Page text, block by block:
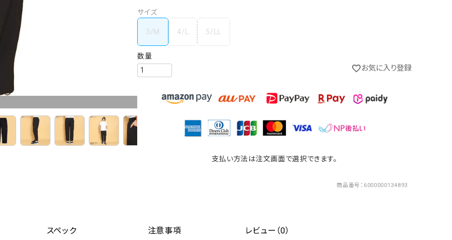
グレー
サイズ
3/M 4/L 5/LL
お気に入り登録
支払い方法は注文画面で選択できます。
商品番号 6000000134893
スペック 注意事項 レビュー（0）